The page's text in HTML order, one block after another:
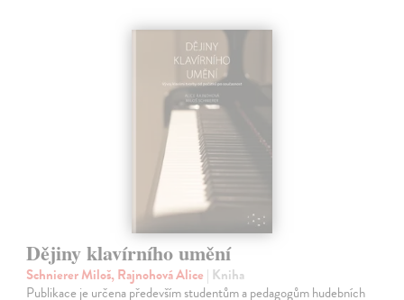
Dějiny klavírního umění
Schnierer Miloš, Rajnohová Alice | Kniha
Publikace je určena především studentům a pedagogům hudebních